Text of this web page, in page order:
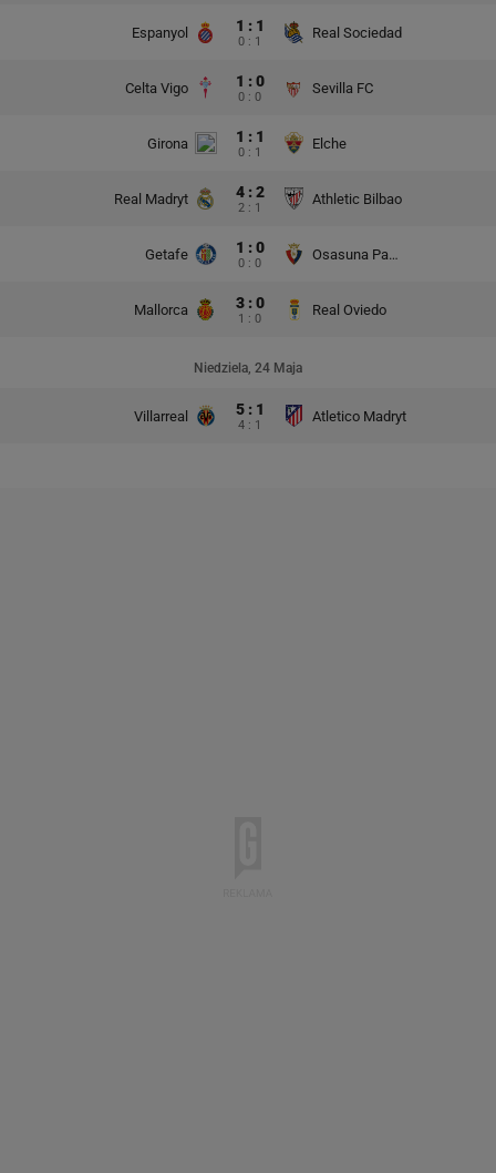
Espanyol 1 : 1
0 : 1
Real Sociedad
Celta Vigo 1 : 0
0 : 0
Sevilla FC
Girona 1 : 1
0 : 1
Elche
Real Madryt 4 : 2
2 : 1
Athletic Bilbao
Getafe 1 : 0
0 : 0
Osasuna Pampeluna
Mallorca 3 : 0
1 : 0
Real Oviedo
Niedziela, 24 Maja
Villarreal 5 : 1
4 : 1
Atletico Madryt